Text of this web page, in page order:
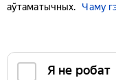
аўтаматычных.
Чаму
Я не робат